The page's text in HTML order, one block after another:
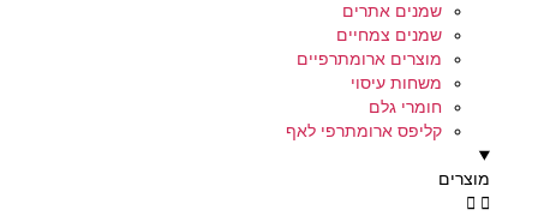
שמנים אתרים
שמנים צמחיים
מוצרים ארומתרפיים
משחות עיסוי
חומרי גלם
קליפס ארומתרפי לאף
מוצרים